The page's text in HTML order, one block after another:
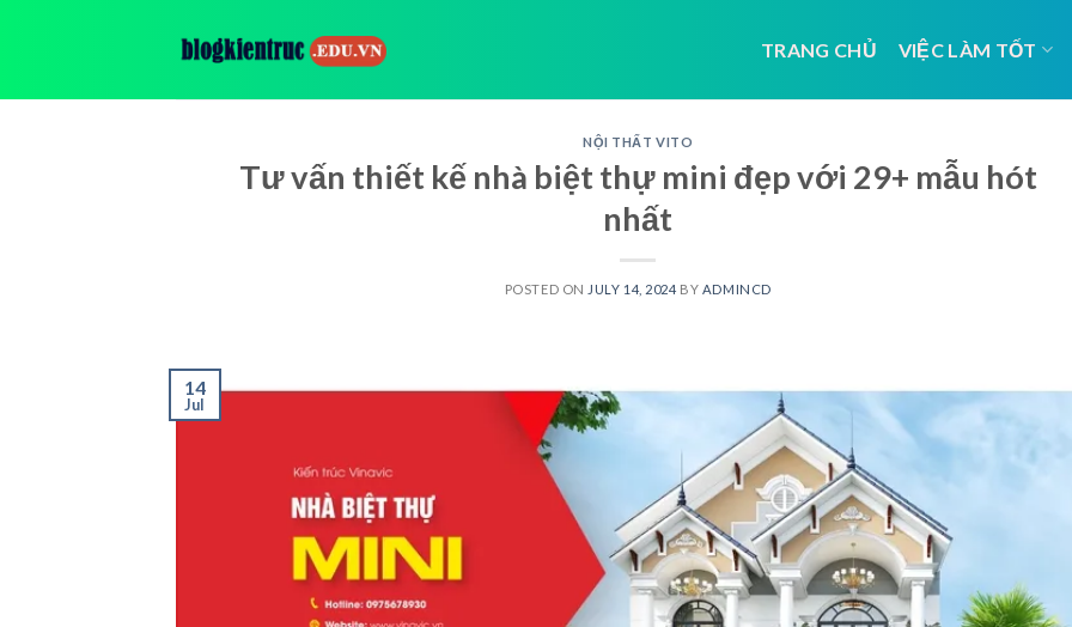
TRANG CHỦ VIỆC LÀM TỐT
NỘI THẤT VITO
Tư vấn thiết kế nhà biệt thự mini đẹp với 29+ mẫu hót
nhất
POSTED ON JULY 14, 2024 BY ADMINCD
14
Jul